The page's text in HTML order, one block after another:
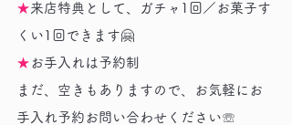
★来店特典として、ガチャ1回／お菓子す
くい1回できます🤗
★ お手入れは予約制
まだ、空きもありますので、お気軽にお
手入れ予約お問い合わせください☏